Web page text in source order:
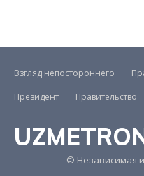
Взгляд непостороннего
Президент
Правительство
© Независимая